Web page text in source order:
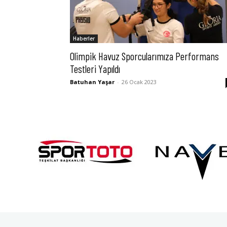
Haberler
Olimpik Havuz Sporcularımıza Performans
Testleri Yapıldı
Batuhan Yaşar - 26 Ocak 2023